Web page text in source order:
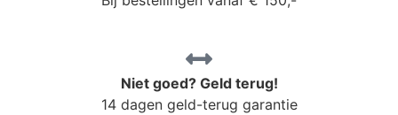
Niet goed? Geld terug!
14 dagen geld-terug garantie